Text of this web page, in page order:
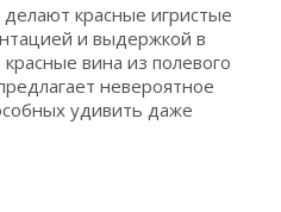
красные игристые
и выдержкой в
вина из полевого
невероятное
удивить даже